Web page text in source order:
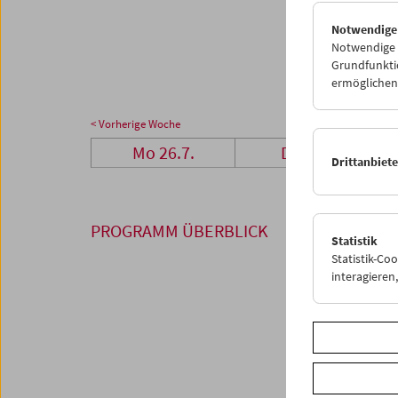
02
< Vorherige Woche
Mo 26.7. Di 27.7.
PROGRAMM ÜBERBLICK
Notwendige
Statistik
Statistik-